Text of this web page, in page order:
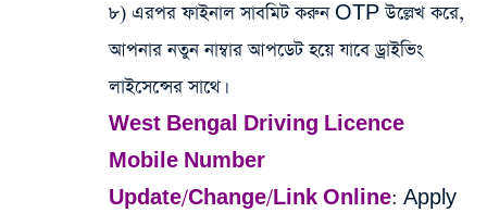
৮) এরপর ফাইনাল সাবমিট করুন OTP উল্লেখ করে,
আপনার নতুন নাম্বার আপডেট হয়ে যাবে ড্রাইভিং
লাইসেন্সের সাথে।
West Bengal Driving Licence
Mobile Number
Update/Change/Link Online: Apply